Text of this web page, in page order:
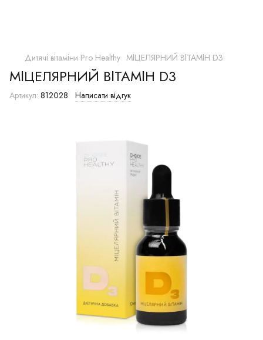
Дитячі вітаміни Pro Healthy МІЦЕЛЯРНИЙ ВІТАМІН D3
МІЦЕЛЯРНИЙ ВІТАМІН D3
Артикул: 812028 Написати відгук